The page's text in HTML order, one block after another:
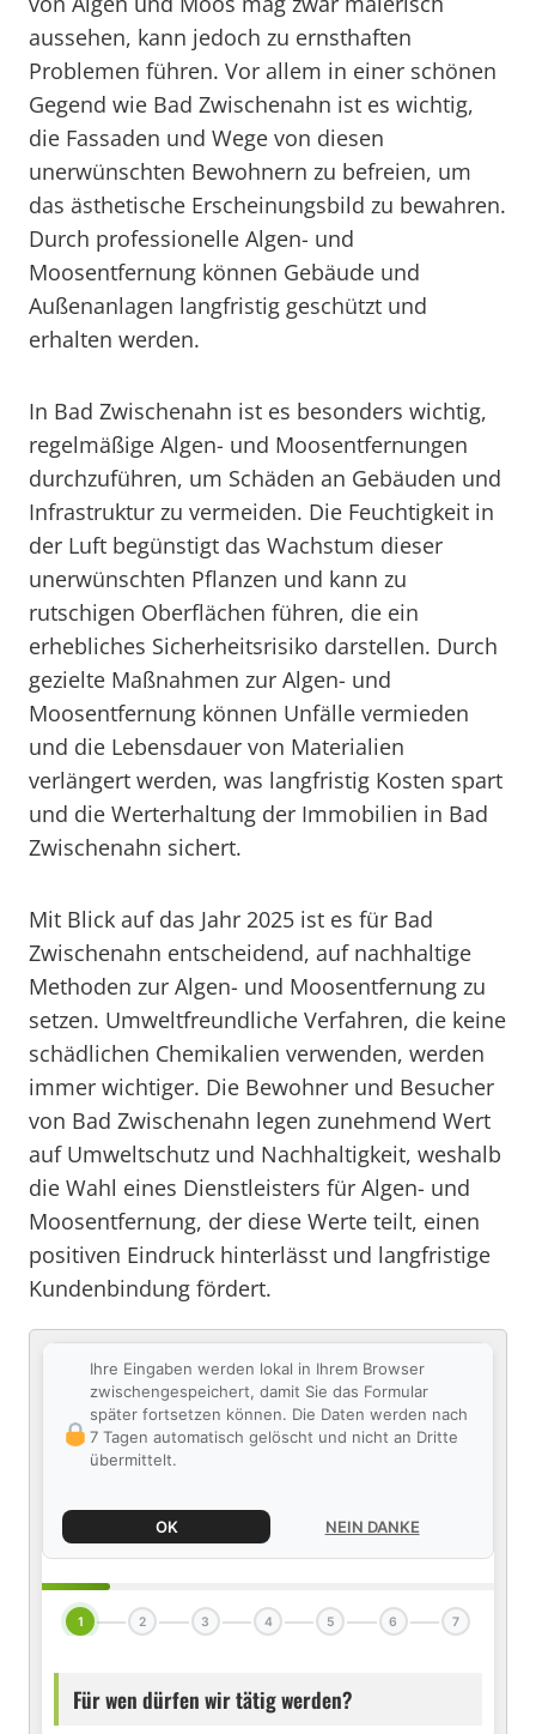
aussehen, kann jedoch zu ernsthaften
Problemen führen. Vor allem in einer schönen
Gegend wie Bad Zwischenahn ist es wichtig,
die Fassaden und Wege von diesen
unerwünschten Bewohnern zu befreien, um
das ästhetische Erscheinungsbild zu bewahren.
Durch professionelle Algen- und
Moosentfernung können Gebäude und
Außenanlagen langfristig geschützt und
erhalten werden.
In Bad Zwischenahn ist es besonders wichtig,
regelmäßige Algen- und Moosentfernungen
durchzuführen, um Schäden an Gebäuden und
Infrastruktur zu vermeiden. Die Feuchtigkeit in
der Luft begünstigt das Wachstum dieser
unerwünschten Pflanzen und kann zu
rutschigen Oberflächen führen, die ein
erhebliches Sicherheitsrisiko darstellen. Durch
gezielte Maßnahmen zur Algen- und
Moosentfernung können Unfälle vermieden
und die Lebensdauer von Materialien
verlängert werden, was langfristig Kosten spart
und die Werterhaltung der Immobilien in Bad
Zwischenahn sichert.
Mit Blick auf das Jahr 2025 ist es für Bad
Zwischenahn entscheidend, auf nachhaltige
Methoden zur Algen- und Moosentfernung zu
setzen. Umweltfreundliche Verfahren, die keine
schädlichen Chemikalien verwenden, werden
immer wichtiger. Die Bewohner und Besucher
von Bad Zwischenahn legen zunehmend Wert
auf Umweltschutz und Nachhaltigkeit, weshalb
die Wahl eines Dienstleisters für Algen- und
Moosentfernung, der diese Werte teilt, einen
positiven Eindruck hinterlässt und langfristige
Kundenbindung fördert.
Ihre Eingaben werden lokal in Ihrem Browser
zwischengespeichert, damit Sie das Formular
später fortsetzen können. Die Daten werden nach
7 Tagen automatisch gelöscht und nicht an Dritte
übermittelt.
OK NEIN DANKE
1 2 3 4 5 6 7
Für wen dürfen wir tätig werden?